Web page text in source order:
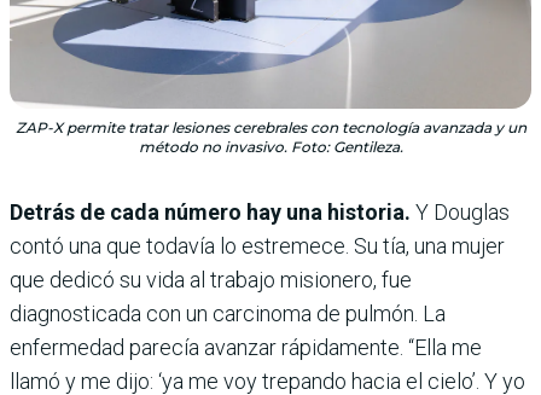
ZAP-X permite tratar lesiones cerebrales con tecnología avanzada y un
método no invasivo. Foto: Gentileza.
Detrás de cada número hay una historia. Y Douglas
contó una que todavía lo estremece. Su tía, una mujer
que dedicó su vida al trabajo misionero, fue
diagnosticada con un carcinoma de pulmón. La
enfermedad parecía avanzar rápidamente. “Ella me
llamó y me dijo: ‘ya me voy trepando hacia el cielo’. Y yo